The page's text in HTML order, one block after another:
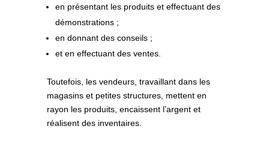
en présentant les produits et effectuant des
démonstrations ;
en donnant des conseils ;
et en effectuant des ventes.
Toutefois, les vendeurs, travaillant dans les
magasins et petites structures, mettent en
rayon les produits, encaissent l’argent et
réalisent des inventaires.